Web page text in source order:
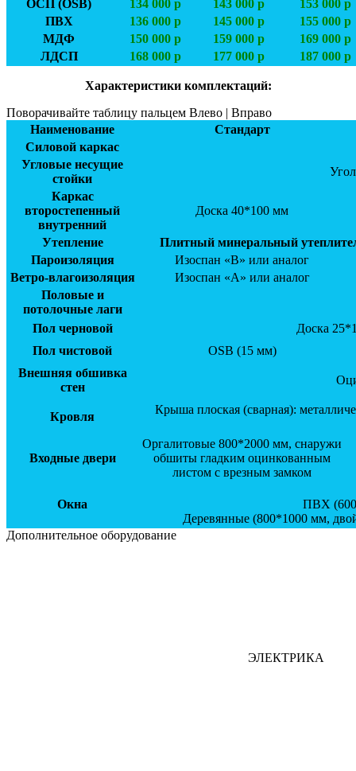
ОСП (OSB) 134 000 р 143 000 р
153 000 р
ПВХ
136 000 р 145 000 р
155 000 р
МДФ
150 000 р 159 000 р
169 000 р
ЛДСП
168 000 р 177 000 р 187 000 р
Характеристики комплектаций:
Поворачивайте таблицу пальцем Влево | Вправо
Наименование
Стандарт
Силовой каркас
Угловые несущие
стойки
Каркас
второстепенный
внутренний
Доска 40*100 мм
Утепление
Плитный минеральный
Пароизоляция
Изоспан «В» или аналог
Ветро-влагоизоляция
Изоспан «А» или аналог
Половые и
потолочные лаги
Пол черновой
Доска
Пол чистовой
OSB (15 мм)
Внешняя обшивка
стен
Кровля
Крыша плоская (сварная):
Входные двери
Оргалитовые 800*2000 мм, снаружи
обшиты гладким оцинкованным
листом с врезным замком
Окна
ПВХ
Деревянные (800*1000 мм,
Дополнительное оборудование
ЭЛЕКТРИКА